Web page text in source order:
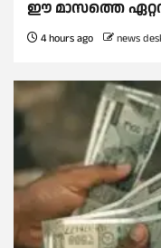
ഈ മാസത്തെ
4 hours ago news